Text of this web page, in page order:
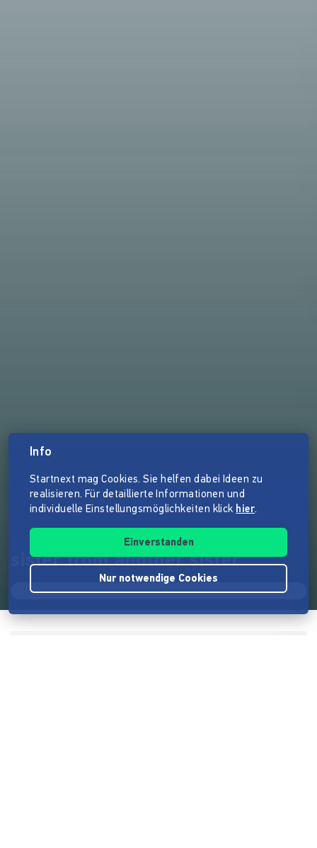
sister from another sister
Info
Startnext mag Cookies. Sie helfen dabei Ideen zu
realisieren. Für detaillierte Informationen und
individuelle Einstellungsmöglichkeiten klick hier.
Einverstanden
Nur notwendige Cookies